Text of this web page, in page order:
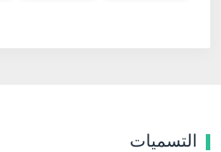
التسميات